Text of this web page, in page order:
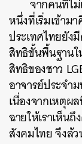
จากคนที่ไ
หนึ่งที่เริ่มเข้าม
ประเทศไทยยัง
สิทธิขั้นพื้นฐาน
สิทธิของชาว
อาจารย์ประจำ
เนื่องจากเหตุผ
ฉายให้เราเห็น
สังคมไทย จึงล้